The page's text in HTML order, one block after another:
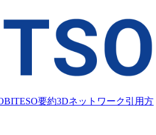
BITESO要約3Dネットワーク引用方